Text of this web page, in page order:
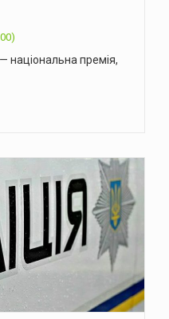
національна премія,